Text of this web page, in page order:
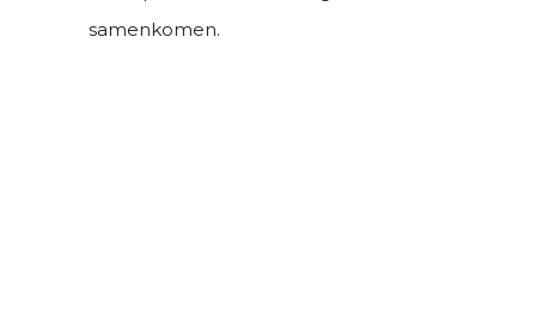
samenkomen.